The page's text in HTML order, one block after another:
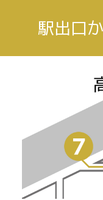
駅出口